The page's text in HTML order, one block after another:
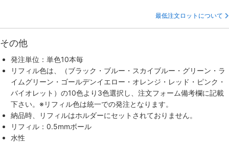
最低注文ロットについて
その他
発注単位：単色10本毎
リフィル色は、（ブラック・ブルー・スカイブルー・グリーン・ラ
イムグリーン・ゴールデンイエロー・オレンジ・レッド・ピンク・
バイオレット）の10色より3色選択し、注文フォーム備考欄に記載
下さい。※リフィル色は統一での発注となります。
納品時、リフィルはホルダーにセットされておりません。
リフィル：0.5mmボール
水性